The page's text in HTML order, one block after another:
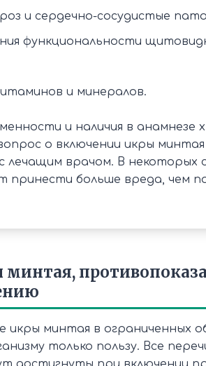
и сердечно-сосудистые
функциональности
и минералов.
и наличия в анамнезе
о включении икры
лечащим врачом. В некоторых
принести больше вреда, чем
минтая,
икры минтая в ограниченных
только пользу. Все